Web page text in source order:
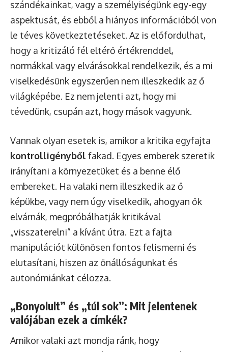
szándékainkat, vagy a személyiségünk egy-egy
aspektusát, és ebből a hiányos információból von
le téves következtetéseket. Az is előfordulhat,
hogy a kritizáló fél eltérő értékrenddel,
normákkal vagy elvárásokkal rendelkezik, és a mi
viselkedésünk egyszerűen nem illeszkedik az ő
világképébe. Ez nem jelenti azt, hogy mi
tévedünk, csupán azt, hogy mások vagyunk.
Vannak olyan esetek is, amikor a kritika egyfajta
kontrolligényből fakad. Egyes emberek szeretik
irányítani a környezetüket és a benne élő
embereket. Ha valaki nem illeszkedik az ő
képükbe, vagy nem úgy viselkedik, ahogyan ők
elvárnák, megpróbálhatják kritikával
„visszaterelni” a kívánt útra. Ezt a fajta
manipulációt különösen fontos felismerni és
elutasítani, hiszen az önállóságunkat és
autonómiánkat célozza.
„Bonyolult” és „túl sok”: Mit jelentenek
valójában ezek a címkék?
Amikor valaki azt mondja ránk, hogy